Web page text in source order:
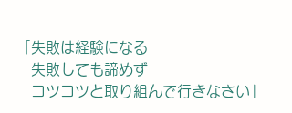
「失敗は経験になる
失敗しても諦めず
コツコツと取り組んで行きなさい」